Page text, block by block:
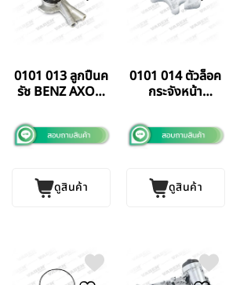
0101 013 ลูกปืนค
รัช BENZ AXON
ดูสินค้า
0101 014 ตัวล็อค
กระจังหน้า
VADEN TURKEY
ดูสินค้า